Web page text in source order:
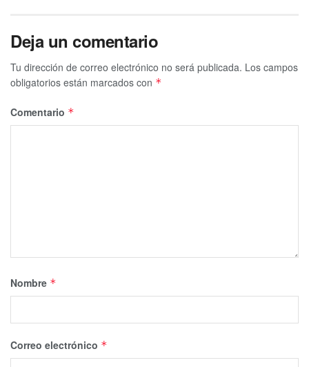
Deja un comentario
Tu dirección de correo electrónico no será publicada. Los campos
obligatorios están marcados con *
Comentario *
Nombre *
Correo electrónico *